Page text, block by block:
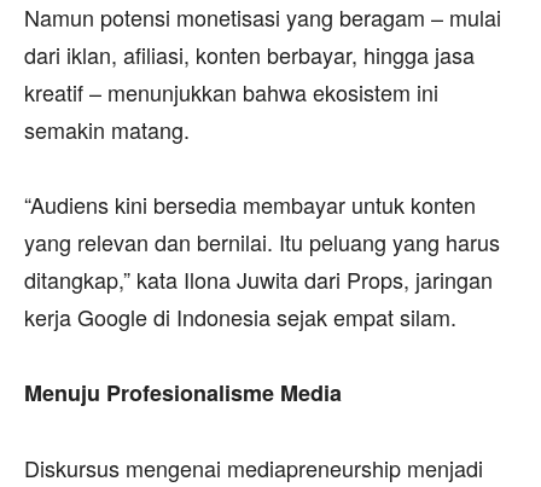
‎Namun potensi monetisasi yang beragam – mulai
dari iklan, afiliasi, konten berbayar, hingga jasa
kreatif – menunjukkan bahwa ekosistem ini
semakin matang.
‎“Audiens kini bersedia membayar untuk konten
yang relevan dan bernilai. Itu peluang yang harus
ditangkap,” kata Ilona Juwita dari Props, jaringan
kerja Google di Indonesia sejak empat silam.
‎Menuju Profesionalisme Media
‎Diskursus mengenai mediapreneurship menjadi